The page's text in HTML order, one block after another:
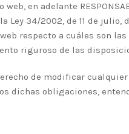
web, en adelante
34/2002, de 11 de julio,
respecto a cuáles son
riguroso de las
de modificar
dichas obligaciones,